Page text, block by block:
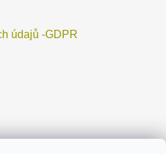
údajů -GDPR